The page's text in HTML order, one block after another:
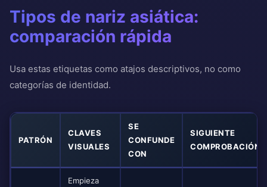
Tipos de nariz asiática:
comparación rápida
Usa estas etiquetas como atajos descriptivos, no como
categorías de identidad.
PATRÓN
CLAVES
VISUALES
SE
CONFUNDE
CON
SIGUIENTE
COMPROBACIÓN
Empieza